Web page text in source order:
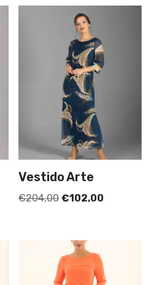
Vestido Arte
€204,00 €102,00